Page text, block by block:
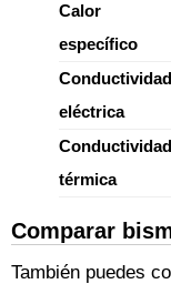
Calor
específico
Conductividad
eléctrica
Conductividad
térmica
Comparar
También puedes